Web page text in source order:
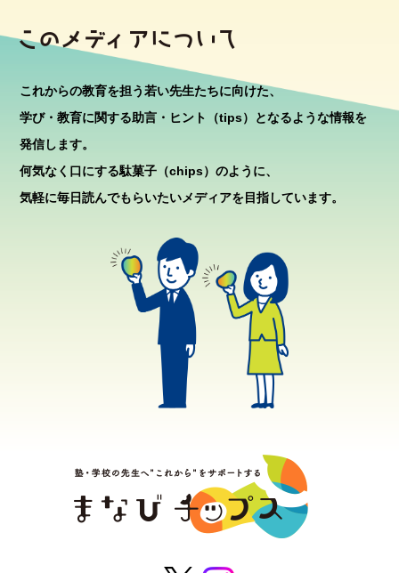
これからの教育を担う若い先生たちに向けた、
学び・教育に関する助言・ヒント（tips）となるような情報を
発信します。
何気なく口にする駄菓子（chips）のように、
気軽に毎日読んでもらいたいメディアを目指しています。